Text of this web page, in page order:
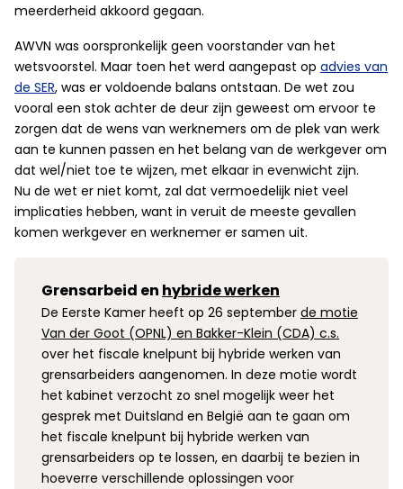
meerderheid akkoord gegaan.
AWVN was oorspronkelijk geen voorstander van het
wetsvoorstel. Maar toen het werd aangepast op advies van
de SER, was er voldoende balans ontstaan. De wet zou
vooral een stok achter de deur zijn geweest om ervoor te
zorgen dat de wens van werknemers om de plek van werk
aan te kunnen passen en het belang van de werkgever om
dat wel/niet toe te wijzen, met elkaar in evenwicht zijn.
Nu de wet er niet komt, zal dat vermoedelijk niet veel
implicaties hebben, want in veruit de meeste gevallen
komen werkgever en werknemer er samen uit.
Grensarbeid en hybride werken
De Eerste Kamer heeft op 26 september de motie
Van der Goot (OPNL) en Bakker-Klein (CDA) c.s.
over het fiscale knelpunt bij hybride werken van
grensarbeiders aangenomen. In deze motie wordt
het kabinet verzocht zo snel mogelijk weer het
gesprek met Duitsland en België aan te gaan om
het fiscale knelpunt bij hybride werken van
grensarbeiders op te lossen, en daarbij te bezien in
hoeverre verschillende oplossingen voor